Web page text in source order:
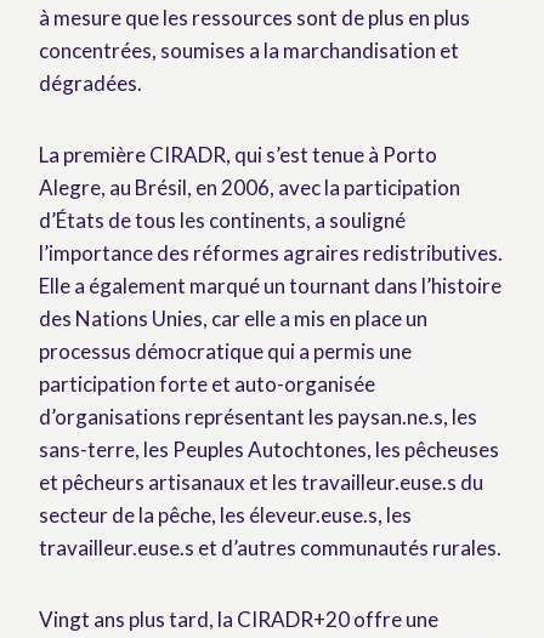
à mesure que les ressources sont de plus en plus
concentrées, soumises a la marchandisation et
dégradées.
La première CIRADR, qui s’est tenue à Porto
Alegre, au Brésil, en 2006, avec la participation
d’États de tous les continents, a souligné
l’importance des réformes agraires redistributives.
Elle a également marqué un tournant dans l’histoire
des Nations Unies, car elle a mis en place un
processus démocratique qui a permis une
participation forte et auto-organisée
d’organisations représentant les paysan.ne.s, les
sans-terre, les Peuples Autochtones, les pêcheuses
et pêcheurs artisanaux et les travailleur.euse.s du
secteur de la pêche, les éleveur.euse.s, les
travailleur.euse.s et d’autres communautés rurales.
Vingt ans plus tard, la CIRADR+20 offre une